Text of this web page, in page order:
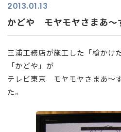
2013.01.13
かどや モヤモヤさまあ～
三浦工務店が施工した「槍かけ
「かどや」が
テレビ東京 モヤモヤさまあ～
た。